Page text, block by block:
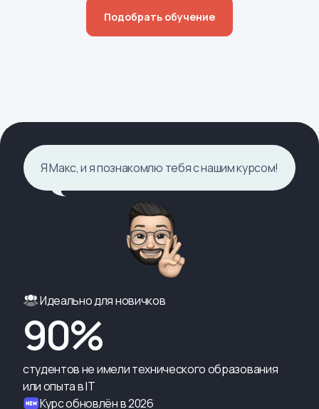
Подобрать обучение
Я Макс, и я познакомлю тебя с нашим курсом!
Идеально для новичков
90%
студентов не имели технического образования
или опыта в IT
Курс обновлён в 2026